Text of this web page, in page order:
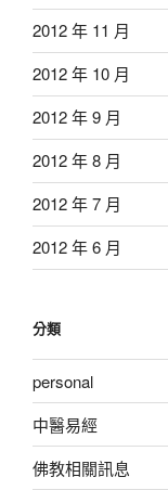
2012 年 11 月
2012 年 10 月
2012 年 9 月
2012 年 8 月
2012 年 7 月
2012 年 6 月
分類
personal
中醫易經
佛教相關訊息